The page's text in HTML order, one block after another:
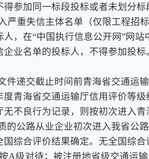
参加同一标段投标或者未划分
严重失信主体名单（仅限工程招
，在“中国执行信息公开网”网
业名单的投标人，不得参加投标
件递交截止时间前青海省交通运
青海省交通运输厅信用评价等
不良行为记录，则按初次进入青
的公路从业企业初次进入我省公
综合评价结果确定。无全国综
A级对待；被注册地省级交通运